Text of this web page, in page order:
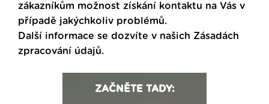
zákazníkům možnost získání kontaktu na Vás v
případě jakýchkoliv problémů.
Další informace se dozvíte v našich Zásadách
zpracování údajů.
ZAČNĚTE TADY: